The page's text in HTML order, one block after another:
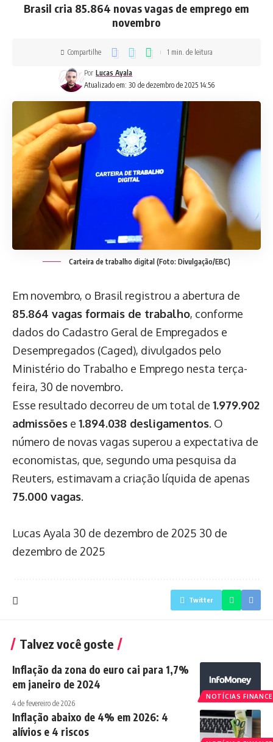
Brasil cria 85.864 novas vagas de emprego em
novembro
Atualizado em: 30 de dezembro de 2025 14:56
Por Lucas Ayala
Compartilhe 1 min. de leitura
Carteira de trabalho digital (Foto: Divulgação/EBC)
Em novembro, o Brasil registrou a abertura de
85.864 vagas formais de trabalho, conforme
dados do Cadastro Geral de Empregados e
Desempregados (Caged), divulgados pelo
Ministério do Trabalho e Emprego nesta terça-
feira, 30 de novembro.
Esse resultado decorreu de um total de 1.979.902
admissões e 1.894.038 desligamentos. O
número de novas vagas superou a expectativa de
economistas, que, segundo uma pesquisa da
Reuters, estimavam a criação líquida de apenas
75.000 vagas.
Lucas Ayala 30 de dezembro de 2025 30 de
dezembro de 2025
Twitter
Talvez você goste
NOTÍCIAS
Inflação da zona do euro cai para 1,7%
em janeiro de 2024
4 de fevereiro de 2026
Inflação abaixo de 4% em 2026: 4
alívios e 4 riscos